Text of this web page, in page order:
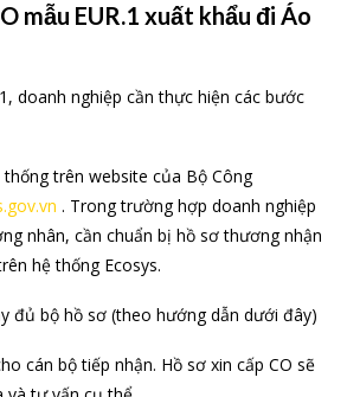
mẫu EUR.1 xuất khẩu đi Áo
doanh nghiệp cần thực hiện các bước
thống trên website của Bộ Công
. Trong trường hợp doanh nghiệp
nhân, cần chuẩn bị hồ sơ thương nhận
hệ thống Ecosys.
đủ bộ hồ sơ (theo hướng dẫn dưới đây)
cán bộ tiếp nhận. Hồ sơ xin cấp CO sẽ